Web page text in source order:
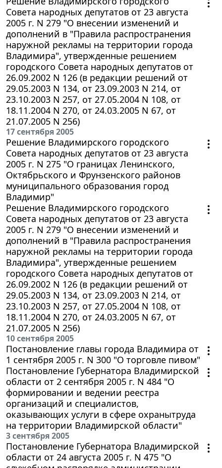
Совета народных депутатов от 23 августа
2005 г. N 279 "О внесении изменений и
дополнений в "Правила распространения
наружной рекламы на территории города
Владимира", утвержденные решением
городского Совета народных депутатов от
26.09.2002 N 126 (в редакции решений от
29.05.2003 N 134, от 23.09.2003 N 214, от
23.10.2003 N 257, от 27.05.2004 N 108, от
18.11.2004 N 270, от 24.03.2005 N 67, от
21.07.2005 N 256)
17 сентября 2005
Решение Владимирского городского
Совета народных депутатов от 23 августа
2005 г. N 275 "О границах Ленинского,
Октябрьского и Фрунзенского районов
муниципального образования город
Владимир"
Решение Владимирского городского
Совета народных депутатов от 23 августа
2005 г. N 279 "О внесении изменений и
дополнений в "Правила распространения
наружной рекламы на территории города
Владимира", утвержденные решением
городского Совета народных депутатов от
26.09.2002 N 126 (в редакции решений от
29.05.2003 N 134, от 23.09.2003 N 214, от
23.10.2003 N 257, от 27.05.2004 N 108, от
18.11.2004 N 270, от 24.03.2005 N 67, от
21.07.2005 N 256)
10 сентября 2005
Постановление главы города Владимира от
1 сентября 2005 г. N 300 "О торговле пивом"
Постановление Губернатора Владимирской
области от 2 сентября 2005 г. N 484 "О
формировании и ведении реестра
организаций и специалистов,
оказывающих услуги в сфере охранытруда
на территории Владимирской области"
3 сентября 2005
Постановление Губернатора Владимирской
области от 24 августа 2005 г. N 475 "О